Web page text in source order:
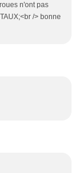
n'ont pas
/> bonne